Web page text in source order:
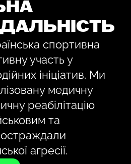
спортивна
участь у
ініціатив. Ми
медичну
реабілітацію
та
агресії.